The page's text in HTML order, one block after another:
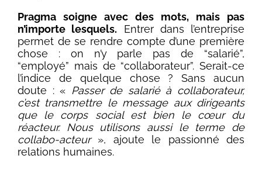
Pragma soigne avec des mots, mais pas
n’importe lesquels. Entrer dans l’entreprise
permet de se rendre compte d’une première
chose : on n’y parle pas de “salarié”,
“employé” mais de “collaborateur”. Serait-ce
l’indice de quelque chose ? Sans aucun
doute : « Passer de salarié à collaborateur,
c’est transmettre le message aux dirigeants
que le corps social est bien le cœur du
réacteur. Nous utilisons aussi le terme de
collabo-acteur», ajoute le passionné des
relations humaines.